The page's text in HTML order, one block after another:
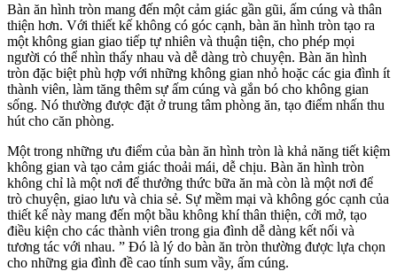
Bàn ăn hình tròn mang đến một cảm giác gần gũi, ấm cúng và thân
thiện hơn. Với thiết kế không có góc cạnh, bàn ăn hình tròn tạo ra
một không gian giao tiếp tự nhiên và thuận tiện, cho phép mọi
người có thể nhìn thấy nhau và dễ dàng trò chuyện. Bàn ăn hình
tròn đặc biệt phù hợp với những không gian nhỏ hoặc các gia đình ít
thành viên, làm tăng thêm sự ấm cúng và gắn bó cho không gian
sống. Nó thường được đặt ở trung tâm phòng ăn, tạo điểm nhấn thu
hút cho căn phòng.
Một trong những ưu điểm của bàn ăn hình tròn là khả năng tiết kiệm
không gian và tạo cảm giác thoải mái, dễ chịu. Bàn ăn hình tròn
không chỉ là một nơi để thưởng thức bữa ăn mà còn là một nơi để
trò chuyện, giao lưu và chia sẻ. Sự mềm mại và không góc cạnh của
thiết kế này mang đến một bầu không khí thân thiện, cởi mở, tạo
điều kiện cho các thành viên trong gia đình dễ dàng kết nối và
tương tác với nhau. ” Đó là lý do bàn ăn tròn thường được lựa chọn
cho những gia đình đề cao tính sum vầy, ấm cúng.